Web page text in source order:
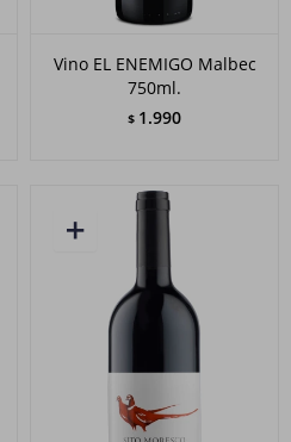
Vino EL ENEMIGO Malbec
750ml.
$ 1.990